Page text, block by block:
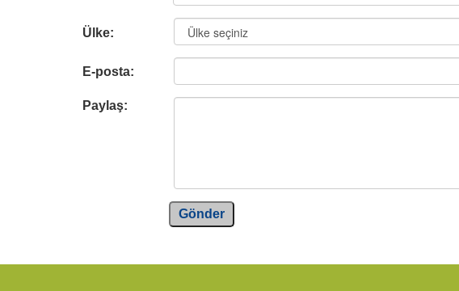
Ülke:
E-posta:
Paylaş:
Gönder